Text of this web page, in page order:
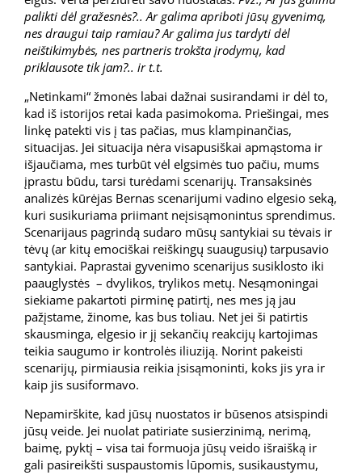
palikti dėl gražesnės?.. Ar galima apriboti jūsų gyvenimą,
nes draugui taip ramiau? Ar galima jus tardyti dėl
neištikimybės, nes partneris trokšta įrodymų, kad
priklausote tik jam?.. ir t.t.
„Netinkami“ žmonės labai dažnai susirandami ir dėl to,
kad iš istorijos retai kada pasimokoma. Priešingai, mes
linkę patekti vis į tas pačias, mus klampinančias,
situacijas. Jei situacija nėra visapusiškai apmąstoma ir
išjaučiama, mes turbūt vėl elgsimės tuo pačiu, mums
įprastu būdu, tarsi turėdami scenarijų. Transaksinės
analizės kūrėjas Bernas scenarijumi vadino elgesio seką,
kuri susikuriama priimant neįsisąmonintus sprendimus.
Scenarijaus pagrindą sudaro mūsų santykiai su tėvais ir
tėvų (ar kitų emociškai reiškingų suaugusių) tarpusavio
santykiai. Paprastai gyvenimo scenarijus susiklosto iki
paauglystės – dvylikos, trylikos metų. Nesąmoningai
siekiame pakartoti pirminę patirtį, nes mes ją jau
pažįstame, žinome, kas bus toliau. Net jei ši patirtis
skausminga, elgesio ir jį sekančių reakcijų kartojimas
teikia saugumo ir kontrolės iliuziją. Norint pakeisti
scenarijų, pirmiausia reikia įsisąmoninti, koks jis yra ir
kaip jis susiformavo.
Nepamirškite, kad jūsų nuostatos ir būsenos atsispindi
jūsų veide. Jei nuolat patiriate susierzinimą, nerimą,
baimę, pyktį – visa tai formuoja jūsų veido išraišką ir
gali pasireikšti suspaustomis lūpomis, susikaustymu,